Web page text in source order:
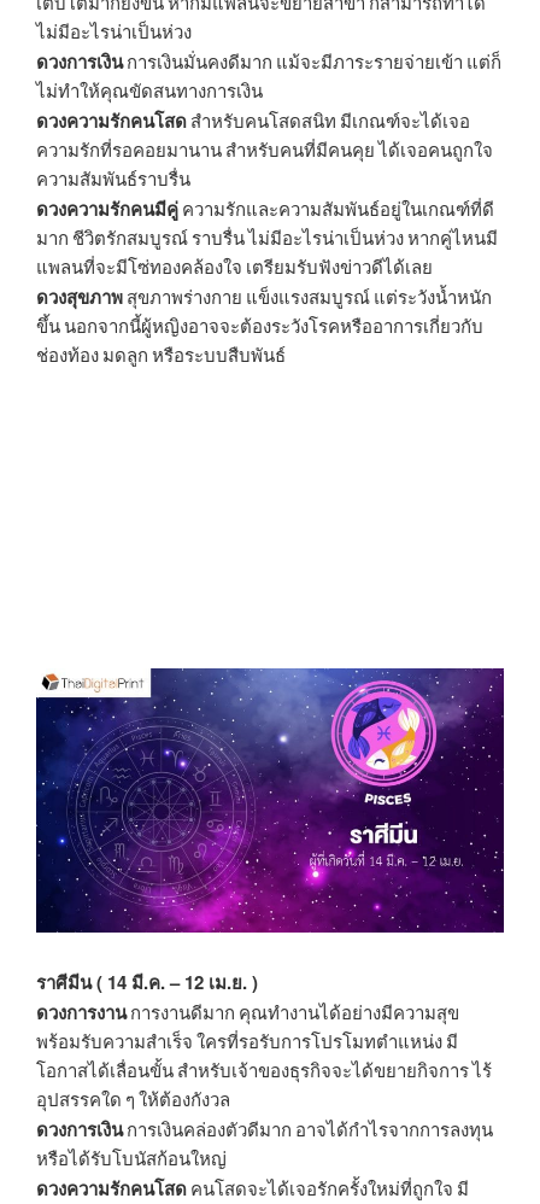
ไม่มีอะไรน่าเป็นห่วง
ดวงการเงินการเงินมั่นคงดีมาก แม้จะมีภาระรายจ่ายเข้า แต่ก็
ไม่ทำให้คุณขัดสนทางการเงิน
ดวงความรักคนโสด สำหรับคนโสดสนิท มีเกณฑ์จะได้เจอ
ความรักที่รอคอยมานาน สำหรับคนที่มีคนคุย ได้เจอคนถูกใจ
ความสัมพันธ์ราบรื่น
ดวงความรักคนมีคู่ ความรักและความสัมพันธ์อยู่ในเกณฑ์ที่ดี
มาก ชีวิตรักสมบูรณ์ ราบรื่น ไม่มีอะไรน่าเป็นห่วง หากคู่ไหนมี
แพลนที่จะมีโซ่ทองคล้องใจ เตรียมรับฟังข่าวดีได้เลย
ดวงสุขภาพ สุขภาพร่างกาย แข็งแรงสมบูรณ์ แต่ระวังน้ำหนัก
ขึ้น นอกจากนี้ผู้หญิงอาจจะต้องระวังโรคหรืออาการเกี่ยวกับ
ช่องท้อง มดลูก หรือระบบสืบพันธ์
ราศีมีน ( 14 มี.ค. – 12 เม.ย. )
ดวงการงานการงานดีมาก คุณทำงานได้อย่างมีความสุข
พร้อมรับความสำเร็จ ใครที่รอรับการโปรโมทตำแหน่ง มี
โอกาสได้เลื่อนขั้น สำหรับเจ้าของธุรกิจจะได้ขยายกิจการ ไร้
อุปสรรคใด ๆ ให้ต้องกังวล
ดวงการเงินการเงินคล่องตัวดีมาก อาจได้กำไรจากการลงทุน
หรือได้รับโบนัสก้อนใหญ่
ดวงความรักคนโสด คนโสดจะได้เจอรักครั้งใหม่ที่ถูกใจ มี